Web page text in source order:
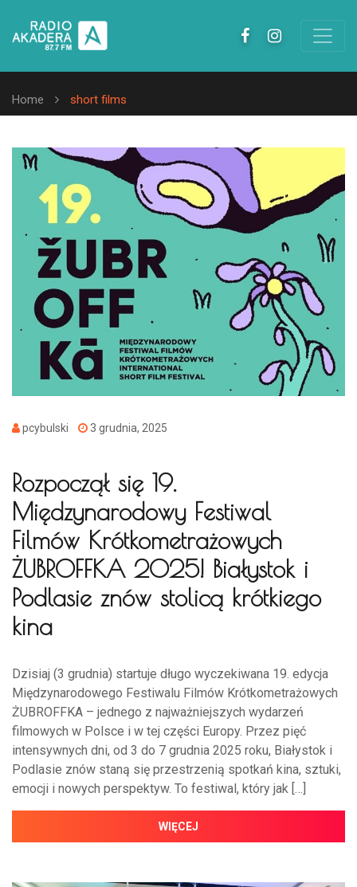
Home short films
pcybulski 3 grudnia, 2025
Rozpoczął się 19.
Międzynarodowy Festiwal
Filmów Krótkometrażowych
ŻUBROFFKA 2025! Białystok i
Podlasie znów stolicą krótkiego
kina
Dzisiaj (3 grudnia) startuje długo wyczekiwana 19. edycja
Międzynarodowego Festiwalu Filmów Krótkometrażowych
ŻUBROFFKA – jednego z najważniejszych wydarzeń
filmowych w Polsce i w tej części Europy. Przez pięć
intensywnych dni, od 3 do 7 grudnia 2025 roku, Białystok i
Podlasie znów staną się przestrzenią spotkań kina, sztuki,
emocji i nowych perspektyw. To festiwal, który jak […]
WIĘCEJ